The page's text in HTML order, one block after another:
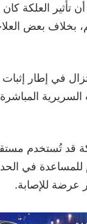
العلكة كان
بخلاف بعض
تزال في إطار
قد تُستخدم
للمساعدة في
عرضة للإصابة.